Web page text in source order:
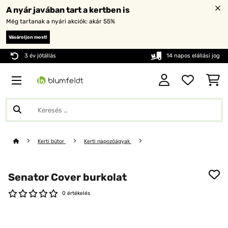
A nyár javában tart a kertben is
Még tartanak a nyári akciók: akár 55%
Vásároljon most!
3 év jótállás 14 napos elállási jog
Kerti bútor Kerti napozóágyak
Senator Cover burkolat
0 értékelés